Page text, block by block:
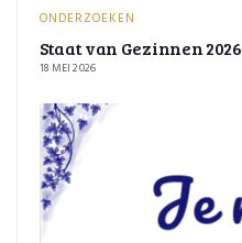
ONDERZOEKEN
Staat van Gezinnen 2026
18 MEI 2026